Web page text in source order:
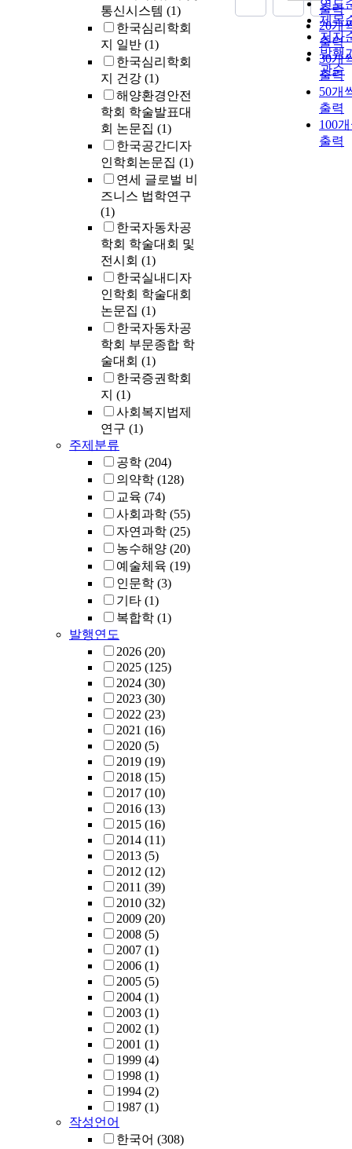
통신시스템 (1)
한국심리학회
지 일반 (1)
한국심리학회
지 건강 (1)
해양환경안전
학회 학술발표대
회 논문집 (1)
한국공간디자
인학회논문집 (1)
연세 글로벌 비
즈니스 법학연구
(1)
한국자동차공
학회 학술대회 및
전시회 (1)
한국실내디자
인학회 학술대회
논문집 (1)
한국자동차공
학회 부문종합 학
술대회 (1)
한국증권학회
지 (1)
사회복지법제
연구 (1)
주제분류
공학 (204)
의약학 (128)
교육 (74)
사회과학 (55)
자연과학 (25)
농수해양 (20)
예술체육 (19)
인문학 (3)
기타 (1)
복합학 (1)
발행연도
2026 (20)
2025 (125)
2024 (30)
2023 (30)
2022 (23)
2021 (16)
2020 (5)
2019 (19)
2018 (15)
2017 (10)
2016 (13)
2015 (16)
2014 (11)
2013 (5)
2012 (12)
2011 (39)
2010 (32)
2009 (20)
2008 (5)
2007 (1)
2006 (1)
2005 (5)
2004 (1)
2003 (1)
2002 (1)
2001 (1)
1999 (4)
1998 (1)
1994 (2)
1987 (1)
작성언어
한국어 (308)
연도
제목
저자
발행
관순
출력
20개
출력
30개
출력
50개
출력
100
출력